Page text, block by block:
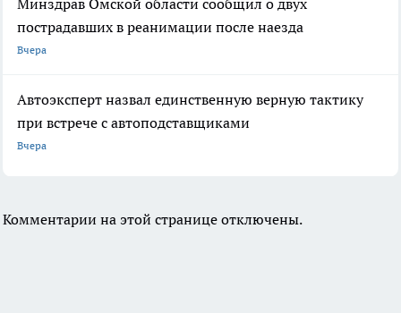
пострадавших в реанимации после наезда
Вчера
Автоэксперт назвал единственную верную тактику
при встрече с автоподставщиками
Вчера
Комментарии на этой странице отключены.